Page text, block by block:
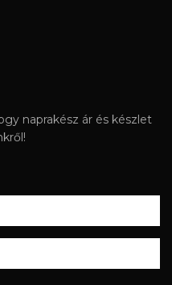
naprakész ár és készlet